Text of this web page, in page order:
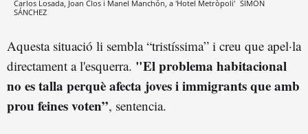
Carlos Losada, Joan Clos i Manel Manchón, a 'Hotel Metròpoli' SIMÓN
SÁNCHEZ
Aquesta situació li sembla “tristíssima” i creu que apel·la
directament a l'esquerra. "El problema habitacional
no es talla perquè afecta joves i immigrants que amb
prou feines voten”, sentencia.